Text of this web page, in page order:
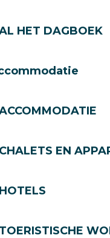
HET DAGBOEK
CHALETS EN
HOTELS
TOERISTISCHE
Perszaal
Jobs
SoleGets